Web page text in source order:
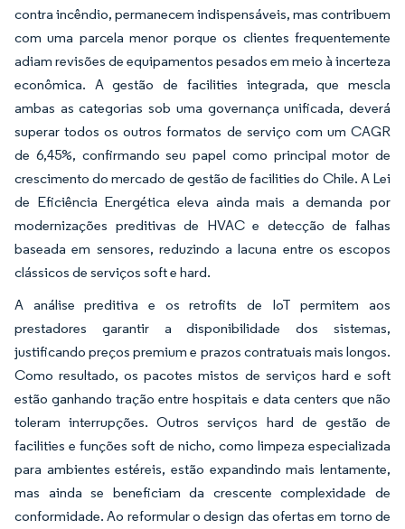
contra incêndio, permanecem indispensáveis, mas contribuem
com uma parcela menor porque os clientes frequentemente
adiam revisões de equipamentos pesados em meio à incerteza
econômica. A gestão de facilities integrada, que mescla
ambas as categorias sob uma governança unificada, deverá
superar todos os outros formatos de serviço com um CAGR
de 6,45%, confirmando seu papel como principal motor de
crescimento do mercado de gestão de facilities do Chile. A Lei
de Eficiência Energética eleva ainda mais a demanda por
modernizações preditivas de HVAC e detecção de falhas
baseada em sensores, reduzindo a lacuna entre os escopos
clássicos de serviços soft e hard.
A análise preditiva e os retrofits de IoT permitem aos
prestadores garantir a disponibilidade dos sistemas,
justificando preços premium e prazos contratuais mais longos.
Como resultado, os pacotes mistos de serviços hard e soft
estão ganhando tração entre hospitais e data centers que não
toleram interrupções. Outros serviços hard de gestão de
facilities e funções soft de nicho, como limpeza especializada
para ambientes estéreis, estão expandindo mais lentamente,
mas ainda se beneficiam da crescente complexidade de
conformidade. Ao reformular o design das ofertas em torno de